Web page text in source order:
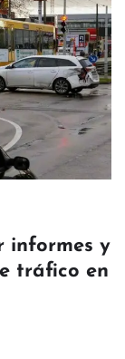
informes y
tráfico en